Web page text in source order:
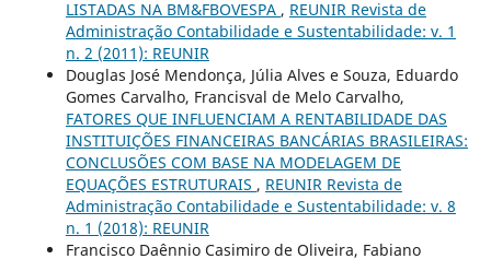
LISTADAS NA BM&FBOVESPA , REUNIR Revista de
Administração Contabilidade e Sustentabilidade: v. 1
n. 2 (2011): REUNIR
Douglas José Mendonça, Júlia Alves e Souza, Eduardo
Gomes Carvalho, Francisval de Melo Carvalho,
FATORES QUE INFLUENCIAM A RENTABILIDADE DAS
INSTITUIÇÕES FINANCEIRAS BANCÁRIAS BRASILEIRAS:
CONCLUSÕES COM BASE NA MODELAGEM DE
EQUAÇÕES ESTRUTURAIS , REUNIR Revista de
Administração Contabilidade e Sustentabilidade: v. 8
n. 1 (2018): REUNIR
Francisco Daênnio Casimiro de Oliveira, Fabiano